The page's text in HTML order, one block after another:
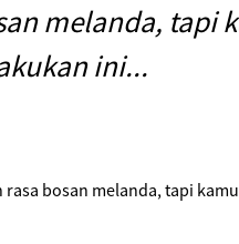
melanda, tapi
ini...
bosan melanda, tapi